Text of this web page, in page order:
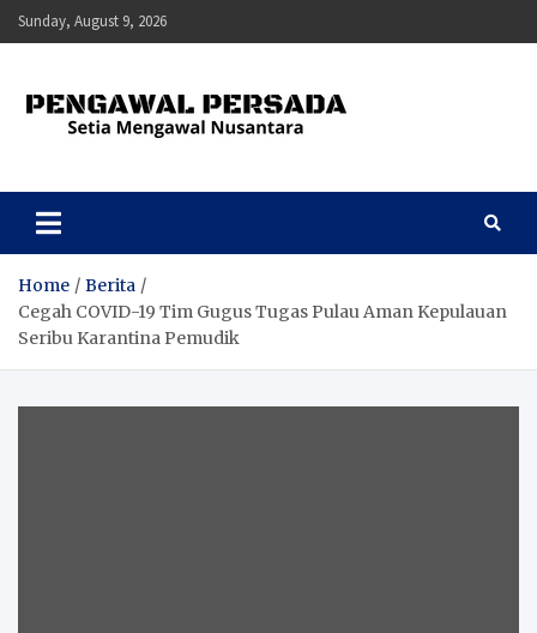
Skip
to
Sunday, August 9, 2026
Pengawal Persada
Home
Berita
Cegah COVID-19 Tim Gugus Tugas Pulau Aman Kepulauan
Seribu Karantina Pemudik